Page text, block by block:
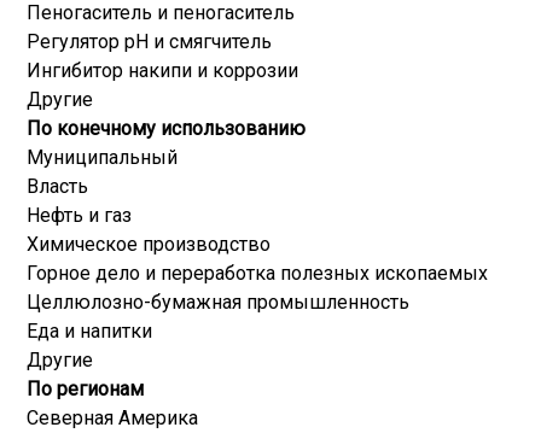
Пеногаситель и пеногаситель
Регулятор pH и смягчитель
Ингибитор накипи и коррозии
Другие
По конечному использованию
Муниципальный
Власть
Нефть и газ
Химическое производство
Горное дело и переработка полезных ископаемых
Целлюлозно-бумажная промышленность
Еда и напитки
Другие
По регионам
Северная Америка